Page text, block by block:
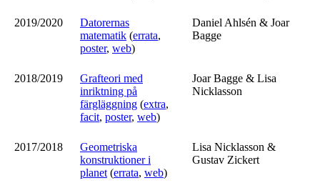
2019/2020
Datorernas
matematik (errata,
poster, web)
Daniel Ahlsén & Joar
Bagge
2018/2019
Grafteori med
inriktning på
färgläggning (extra,
facit, poster, web)
Joar Bagge & Lisa
Nicklasson
2017/2018
Geometriska
konstruktioner i
planet (errata, web)
Lisa Nicklasson &
Gustav Zickert